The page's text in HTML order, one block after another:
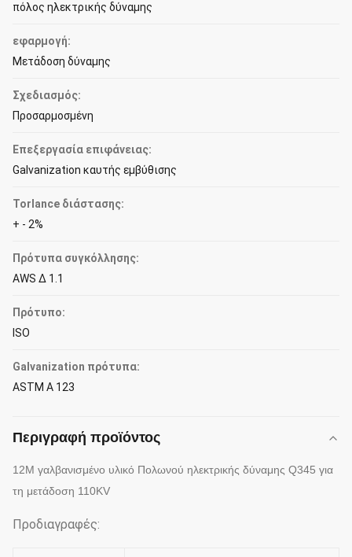
πόλος ηλεκτρικής δύναμης
εφαρμογή:
Μετάδοση δύναμης
Σχεδιασμός:
Προσαρμοσμένη
Επεξεργασία επιφάνειας:
Galvanization καυτής εμβύθισης
Torlance διάστασης:
+ - 2%
Πρότυπα συγκόλλησης:
AWS Δ 1.1
Πρότυπο:
ISO
Galvanization πρότυπα:
ASTM Α 123
Περιγραφή προϊόντος
12M γαλβανισμένο υλικό Πολωνού ηλεκτρικής δύναμης Q345 για
τη μετάδοση 110KV
Προδιαγραφές: